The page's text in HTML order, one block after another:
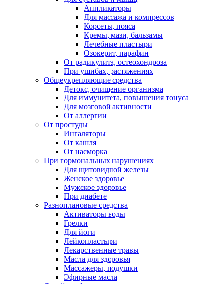
Аппликаторы
Для массажа и компрессов
Корсеты, пояса
Кремы, мази, бальзамы
Лечебные пластыри
Озокерит, парафин
От радикулита, остеохондроза
При ушибах, растяжениях
Общеукрепляющие средства
Детокс, очищение организма
Для иммунитета, повышения тонуса
Для мозговой активности
От аллергии
От простуды
Ингаляторы
От кашля
От насморка
При гормональных нарушениях
Для щитовидной железы
Женское здоровье
Мужское здоровье
При диабете
Разноплановые средства
Активаторы воды
Грелки
Для йоги
Лейкопластыри
Лекарственные травы
Масла для здоровья
Массажеры, подушки
Эфирные масла